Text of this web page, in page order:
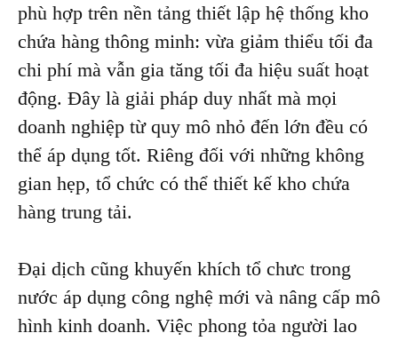
phù hợp trên nền tảng thiết lập hệ thống kho
chứa hàng thông minh: vừa giảm thiểu tối đa
chi phí mà vẫn gia tăng tối đa hiệu suất hoạt
động. Đây là giải pháp duy nhất mà mọi
doanh nghiệp từ quy mô nhỏ đến lớn đều có
thể áp dụng tốt. Riêng đối với những không
gian hẹp, tổ chức có thể thiết kế kho chứa
hàng trung tải.
Đại dịch cũng khuyến khích tổ chưc trong
nước áp dụng công nghệ mới và nâng cấp mô
hình kinh doanh. Việc phong tỏa người lao